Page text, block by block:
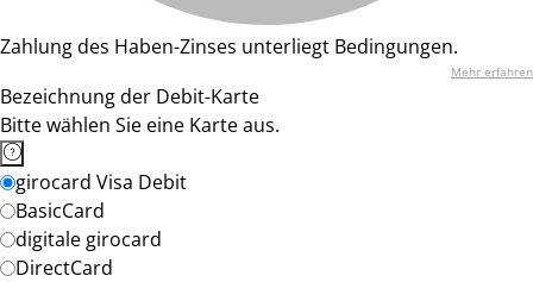
Zahlung des Haben-Zinses unterliegt Bedingungen.
Mehr erfahren
Bezeichnung der Debit-Karte
Bitte wählen Sie eine Karte aus.
girocard Visa Debit
BasicCard
digitale girocard
DirectCard